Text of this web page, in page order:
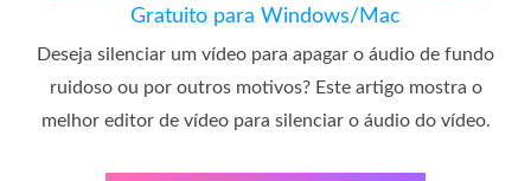
Gratuito para Windows/Mac
Deseja silenciar um vídeo para apagar o áudio de fundo
ruidoso ou por outros motivos? Este artigo mostra o
melhor editor de vídeo para silenciar o áudio do vídeo.